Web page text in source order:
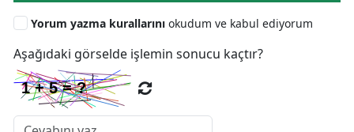
Yorum yazma kurallarını okudum ve kabul ediyorum
Aşağıdaki görselde işlemin sonucu kaçtır?